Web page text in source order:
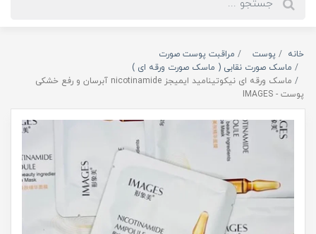
خانه پوست
مراقبت پوست صورت
ماسک صورت نقابی ( ماسک صورت ورقه ای )
ماسک ورقه ای نیکوتینامید ایمیجز nicotinamide آبرسان و رفع خشکی
پوست - IMAGES